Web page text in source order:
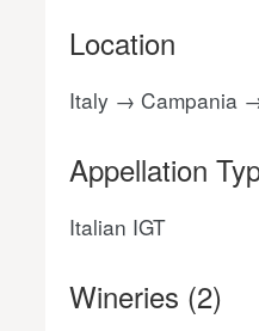
Location
Italy → Campania
Appellation
Italian IGT
Wineries (2)